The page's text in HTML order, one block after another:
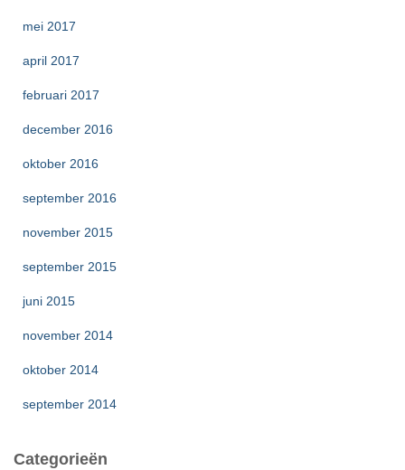
mei 2017
april 2017
februari 2017
december 2016
oktober 2016
september 2016
november 2015
september 2015
juni 2015
november 2014
oktober 2014
september 2014
Categorieën